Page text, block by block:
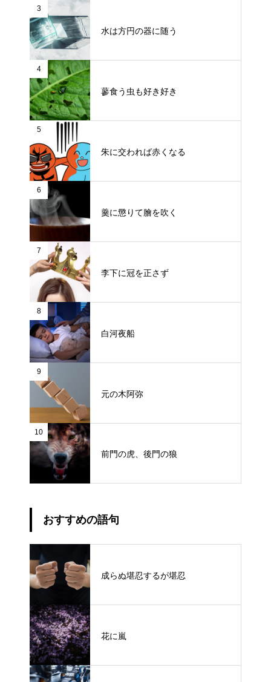
3
水は方円の器に随う
4
蓼食う虫も好き好き
5
朱に交われば赤くなる
6
羹に懲りて膾を吹く
7
李下に冠を正さず
8
白河夜船
9
元の木阿弥
10
前門の虎、後門の狼
おすすめの語句
成らぬ堪忍するが堪忍
花に嵐